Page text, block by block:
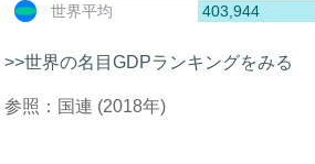
世界平均
403,944
>>世界の名目GDPランキングをみる
参照：国連 (2018年)